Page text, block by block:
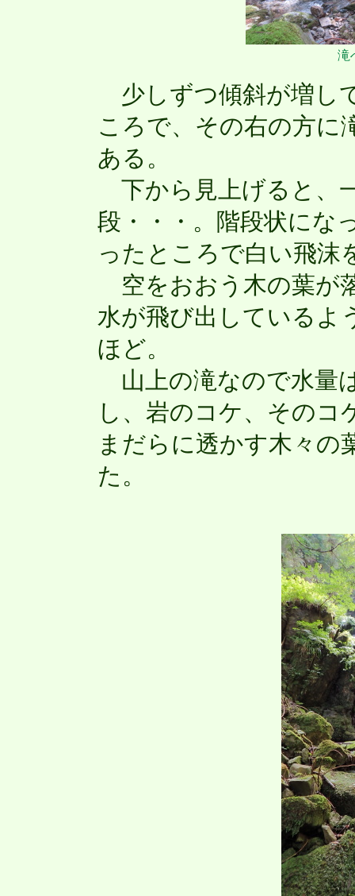
滝
少しずつ傾斜が増し
ころで、その右の方に
ある。
下から見上げると、
段・・・。階段状にな
ったところで白い飛沫
空をおおう木の葉が
水が飛び出しているよ
ほど。
山上の滝なので水量
し、岩のコケ、そのコ
まだらに透かす木々の
た。